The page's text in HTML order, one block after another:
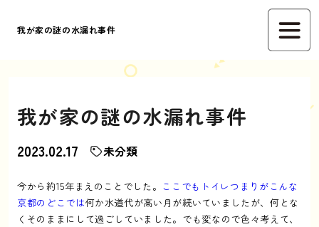
我が家の謎の水漏れ事件
我が家の謎の水漏れ事件
2023.02.17 未分類
今から約15年まえのことでした。 ここでもトイレつまりがこんな
京都のどこでは何か水道代が高い月が続いていましたが、何とな
くそのままにして過ごしていました。でも変なので色々考えて、